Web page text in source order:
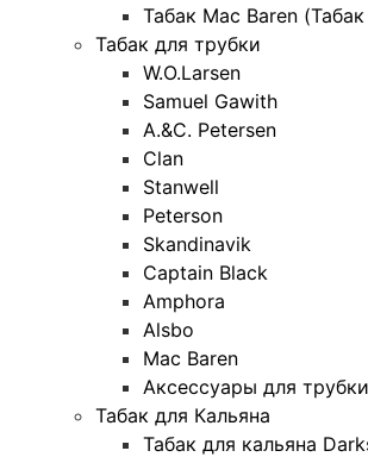
Табак Mac Baren
Табак для трубки
W.O.Larsen
Samuel Gawith
A.&C. Petersen
Clan
Stanwell
Peterson
Skandinavik
Captain Black
Amphora
Alsbo
Mac Baren
Аксессуары для трубки
Табак для Кальяна
Табак для кальяна